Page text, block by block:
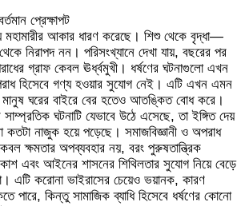
প্রেক্ষাপট
মহামারীর আকার ধারণ করেছে। শিশু থেকে বৃদ্ধা—
নিরাপদ নন। পরিসংখ্যানে দেখা যায়, বছরের পর
গ্রাফ কেবল ঊর্ধ্বমুখী। ধর্ষণের ঘটনাগুলো এখন
হিসেবে গণ্য হওয়ার সুযোগ নেই। এটি এখন এমন
মানুষ ঘরের বাইরে বের হতেও আতঙ্কিত বোধ করে।
ঘটনাটি যেভাবে উঠে এসেছে, তা ইঙ্গিত দেয়
কতটা নাজুক হয়ে পড়েছে। সমাজবিজ্ঞানী ও অপরাধ
ক্ষমতার অপব্যবহার নয়, বরং পুরুষতান্ত্রিক
এবং আইনের শাসনের শিথিলতার সুযোগ নিয়ে বেড়ে
এটি করোনা ভাইরাসের চেয়েও ভয়ানক, কারণ
পারে, কিন্তু সামাজিক ব্যাধি হিসেবে ধর্ষণের কোনো